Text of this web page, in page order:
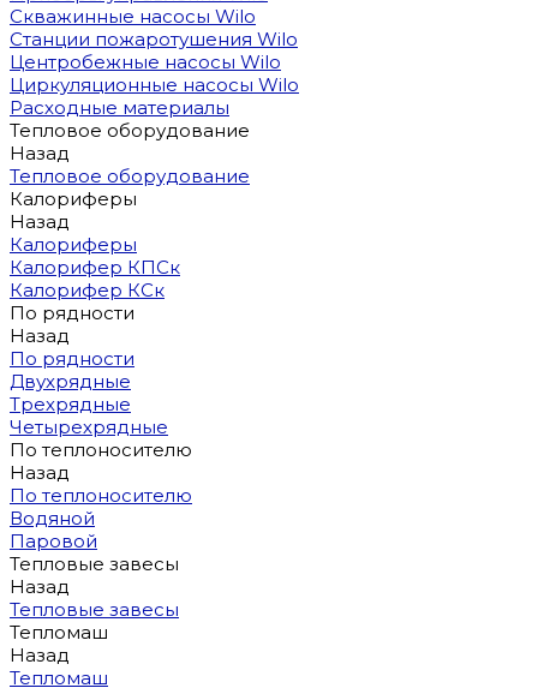
Скважинные насосы Wilo
Станции пожаротушения Wilo
Центробежные насосы Wilo
Циркуляционные насосы Wilo
Расходные материалы
Тепловое оборудование
Назад
Тепловое оборудование
Калориферы
Назад
Калориферы
Калорифер КПСк
Калорифер КСк
По рядности
Назад
По рядности
Двухрядные
Трехрядные
Четырехрядные
По теплоносителю
Назад
По теплоносителю
Водяной
Паровой
Тепловые завесы
Назад
Тепловые завесы
Тепломаш
Назад
Тепломаш